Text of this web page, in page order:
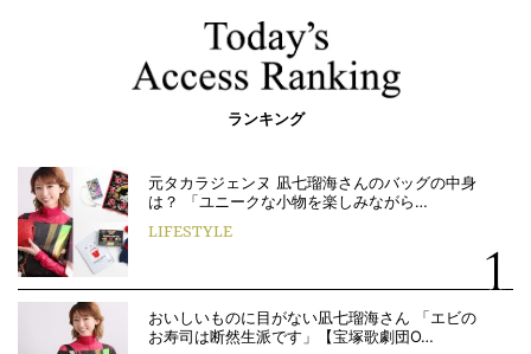
ランキング
元タカラジェンヌ 凪七瑠海さんのバッグの中身
は？ 「ユニークな小物を楽しみながら…
LIFESTYLE
おいしいものに目がない凪七瑠海さん 「エビの
お寿司は断然生派です」【宝塚歌劇団O…